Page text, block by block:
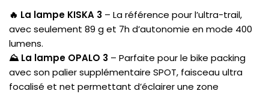
🔥 La lampe KISKA 3 – La référence pour l’ultra-trail,
avec seulement 89 g et 7h d’autonomie en mode 400
lumens.
⛰️ La lampe OPALO 3 – Parfaite pour le bike packing
avec son palier supplémentaire SPOT, faisceau ultra
focalisé et net permettant d’éclairer une zone